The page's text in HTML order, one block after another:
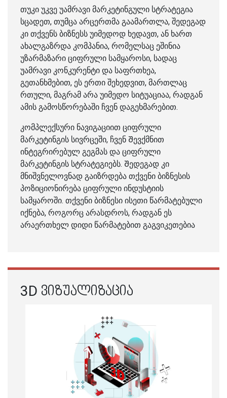
თუკი უკვე უამრავი მარკეტინგული სტრატეგია
სცადეთ, თუმცა არცერთმა გაამართლა, შედეგად
კი თქვენს ბიზნესს უიმედოდ ხედავთ, ან ხართ
ახალგაზრდა კომპანია, რომელსაც ეშინია
უზარმაზარი ციფრული სამყაროსი, სადაც
უამრავი კონკურენტი და საფრთხეა,
გეთანხმებით, ეს ერთი შეხედვით, მართლაც
რთული, მაგრამ არა უიმედო სიტუაციაა, რადგან
ამის გამოსწორებაში ჩვენ დაგეხმარებით.
კომპლექსური ნავიგაციით ციფრული
მარკეტინგის სივრცეში, ჩვენ Შევქმნით
ინტეგრირებულ გეგმას და ციფრული
მარკეტინგის სტრატეგიებს. Შედეგად კი
მნიშვნელოვნად გაიზრდება თქვენი ბიზნესის
პოზიციონირება ციფრული ინდუსტიის
სამყაროში. თქვენი ბიზნესი ისეთი წარმატებული
იქნება, როგორც არასდროს, რადგან ეს
არაერთხელ დიდი წარმატებით გაგვიკეთებია
3D ᲕᲘᲖᲣᲐᲚᲘᲖᲐᲪᲘᲐ